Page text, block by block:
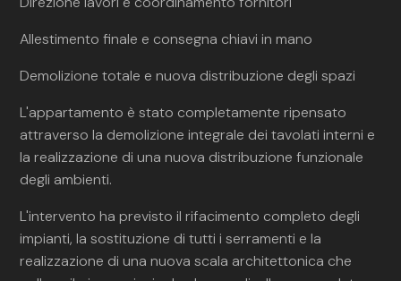
Allestimento finale e consegna chiavi in mano
Demolizione totale e nuova distribuzione degli spazi
L'appartamento è stato completamente ripensato
attraverso la demolizione integrale dei tavolati interni e
la realizzazione di una nuova distribuzione funzionale
degli ambienti.
L'intervento ha previsto il rifacimento completo degli
impianti, la sostituzione di tutti i serramenti e la
realizzazione di una nuova scala architettonica che